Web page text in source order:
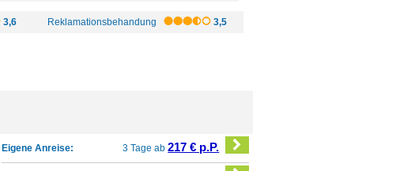
3,6 Reklamationsbehandung 3,5
Eigene Anreise: 3 Tage ab217 € p.P.